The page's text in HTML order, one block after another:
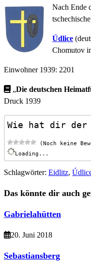
Nach Ende
Údlice
Chomutov
Einwohner 1939: 2201
„Die deutschen
Druck 1939
Wie hat dir der
(Noch keine
Loading...
Schlagwörter: Eidlitz,
Das könnte dir auch
Gabrielahütten
20. Juni 2018
Sebastiansberg